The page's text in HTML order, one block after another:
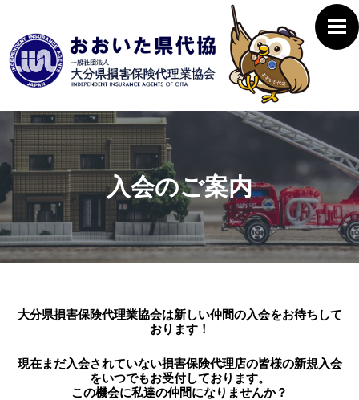
入会のご案内
大分県損害保険代理業協会は新しい仲間の入会をお待ちして
おります！
現在まだ入会されていない損害保険代理店の皆様の新規入会
をいつでもお受付しております。
この機会に私達の仲間になりませんか？